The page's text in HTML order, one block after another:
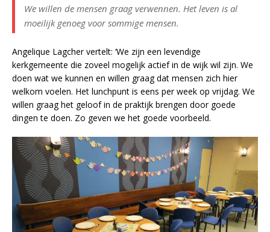
We willen de mensen graag verwennen. Het leven is al
moeilijk genoeg voor sommige mensen.
Angelique Lagcher vertelt: ‘We zijn een levendige
kerkgemeente die zoveel mogelijk actief in de wijk wil zijn. We
doen wat we kunnen en willen graag dat mensen zich hier
welkom voelen. Het lunchpunt is eens per week op vrijdag. We
willen graag het geloof in de praktijk brengen door goede
dingen te doen. Zo geven we het goede voorbeeld.